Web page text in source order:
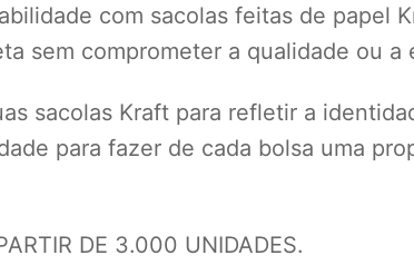
com sacolas feitas de papel
sem comprometer a qualidade ou a
sacolas Kraft para refletir a
para fazer de cada bolsa uma
DE 3.000 UNIDADES.